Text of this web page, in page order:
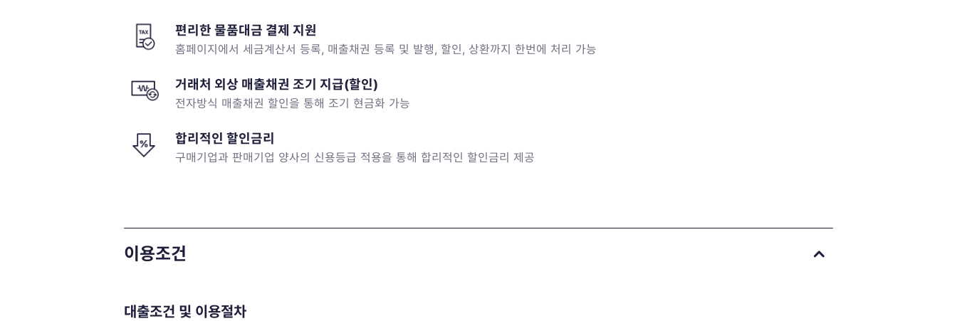
편리한 물품대금 결제 지원
홈페이지에서 세금계산서 등록, 매출채권 등록 및 발행, 할인, 상환까지 한번에 처리 가능
거래처 외상 매출채권 조기 지급(할인)
전자방식 매출채권 할인을 통해 조기 현금화 가능
합리적인 할인금리
구매기업과 판매기업 양사의 신용등급 적용을 통해 합리적인 할인금리 제공
이용조건
대출조건 및 이용절차